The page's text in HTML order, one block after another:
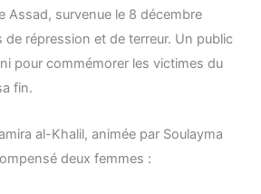
Assad, survenue le 8 décembre
répression et de terreur. Un public
pour commémorer les victimes du
fin.
al-Khalil, animée par Soulayma
deux femmes :